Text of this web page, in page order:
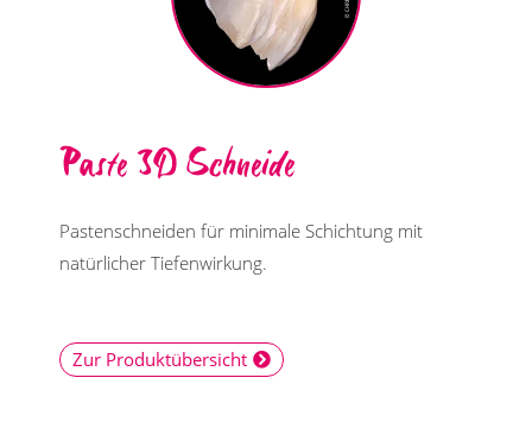
Paste 3D Schneide
Pastenschneiden für minimale Schichtung mit
natürlicher Tiefenwirkung.
Zur Produktübersicht